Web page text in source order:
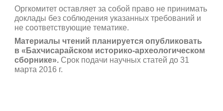
Оргкомитет оставляет за собой право не принимать
доклады без соблюдения указанных требований и
не соответствующие тематике.
Материалы чтений планируется опубликовать
в «Бахчисарайском историко-археологическом
сборнике». Срок подачи научных статей до 31
марта 2016 г.